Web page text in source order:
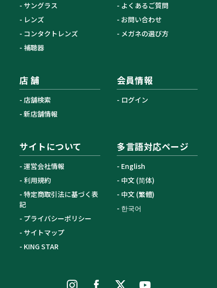
サングラス
レンズ
コンタクトレンズ
補聴器
よくあるご質問
お問い合わせ
メガネの選び方
店 舗
店舗検索
新店舗情報
会員情報
ログイン
サイトについて
運営会社情報
利用規約
特定商取引法に基づく表
記
プライバシーポリシー
サイトマップ
KING STAR
多言語対応ページ
English
中文 (简体)
中文 (繁體)
한국어